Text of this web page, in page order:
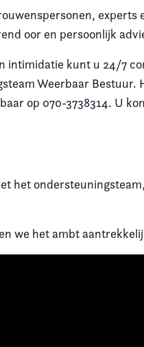
experts
oor en persoonlijk
intimidatie kunt u 24/7
Weerbaar Bestuur.
op 070-3738314. U
het
we het ambt